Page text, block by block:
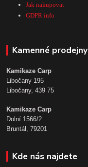
Jak nakupovat
GDPR info
Kamenné prodejny
Kamikaze Carp
Libočany 195
Libočany, 439 75
Kamikaze Carp
Dolní 1566/2
Bruntál, 79201
Kde nás najdete